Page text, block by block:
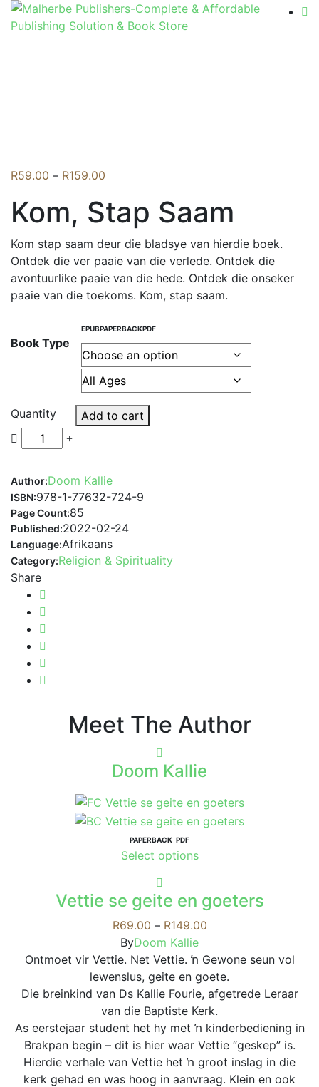
R59.00 – R159.00
R59.00
through
R159.00
Kom, Stap Saam
Kom stap saam deur die bladsye van hierdie boek.
Ontdek die ver paaie van die verlede. Ontdek die
avontuurlike paaie van die hede. Ontdek die onseker
paaie van die toekoms. Kom, stap saam.
Book Type
EPUBPAPERBACKPDF
Quantity Add to cart
Author:Doom Kallie
ISBN:978-1-77632-724-9
Page Count:85
Published:2022-02-24
Language:Afrikaans
Category:Religion & Spirituality
Share
Meet The Author
Doom Kallie
PAPERBACK PDF
Select optionsThis
multiple
variants.
The
options
may
be
chosen
on
the
product
page
Vettie se geite en goeters
R69.00 – R149.00Price
R69.00
through
R149.00
ByDoom Kallie
Ontmoet vir Vettie. Net Vettie. ŉ Gewone seun vol
lewenslus, geite en goete.
Die breinkind van Ds Kallie Fourie, afgetrede Leraar
van die Baptiste Kerk.
As eerstejaar student het hy met ŉ kinderbediening in
Brakpan begin – dit is hier waar Vettie “geskep” is.
Hierdie verhale van Vettie het ŉ groot inslag in die
kerk gehad en was hoog in aanvraag. Klein en ook